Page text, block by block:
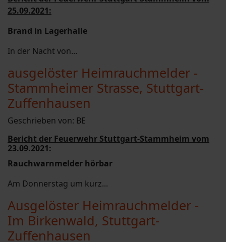
25.09.2021:
Brand in Lagerhalle
In der Nacht von...
ausgelöster Heimrauchmelder -
Stammheimer Strasse, Stuttgart-
Zuffenhausen
Geschrieben von: BE
Bericht der Feuerwehr Stuttgart-Stammheim vom
23.09.2021:
Rauchwarnmelder hörbar
Am Donnerstag um kurz...
Ausgelöster Heimrauchmelder -
Im Birkenwald, Stuttgart-
Zuffenhausen